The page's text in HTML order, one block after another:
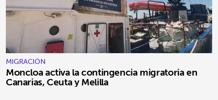
MIGRACIÓN
Moncloa activa la contingencia migratoria en
Canarias, Ceuta y Melilla